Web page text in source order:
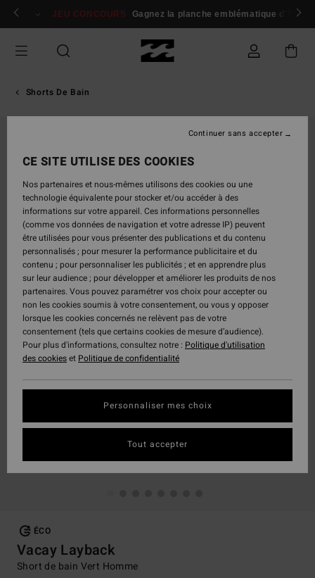
Passer
Se connecter / s'inscrire
JEU CONCOURS Gagnez la planche emblématique d'Andy
Shorts De Bain
ÉCO
Vacay Layback
Short de bain Vert Homme
CE SITE UTILISE DES COOKIES
Nos partenaires et nous-mêmes utilisons des cookies ou une
technologie équivalente pour stocker et/ou accéder à des
informations sur votre appareil. Ces informations personnelles
(comme vos données de navigation et votre adresse IP) peuvent
être utilisées pour vous présenter des publications et du contenu
personnalisés ; pour mesurer la performance publicitaire et du
contenu ; pour personnaliser les publicités ; et en apprendre plus
sur leur audience ; pour développer et améliorer les produits de nos
partenaires. Vous pouvez paramétrer vos choix pour accepter ou
non les cookies soumis à votre consentement, ou vous y opposer
lorsque les cookies concernés ne relèvent pas de votre
consentement (tels que certains cookies de mesure d’audience).
Pour plus d'informations, consultez notre : Politique d'utilisation
des cookieset Politique de confidentialité
Personnaliser mes choix
Continuer sans accepter
Tout accepter